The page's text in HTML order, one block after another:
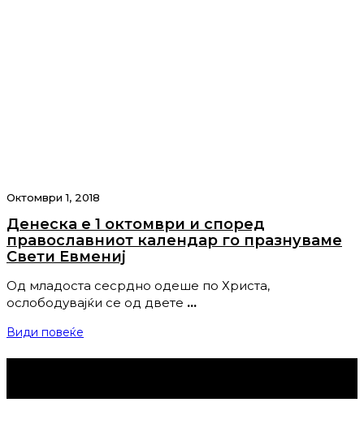
Октомври 1, 2018
Денеска е 1 октомври и според
православниот календар го празнуваме
Свети Евмениј
Од младоста сесрдно одеше по Христа,
ослободувајќи се од двете …
Види повеќе